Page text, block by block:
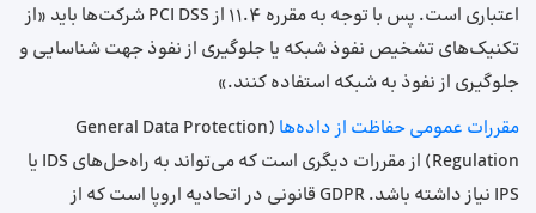
اعتباری است. پس با توجه به مقرره ۱۱.۴ از PCI DSS شرکت‌ها باید «از
تکنیک‌های تشخیص نفوذ شبکه یا جلوگیری از نفوذ جهت شناسایی و
جلوگیری از نفوذ به شبکه استفاده کنند.»
مقررات عمومی حفاظت از داده‌ها (General Data Protection
Regulation) از مقررات دیگری است که می‌تواند به راه‌حل‌های IDS یا
IPS نیاز داشته باشد. GDPR قانونی در اتحادیه اروپا است که از